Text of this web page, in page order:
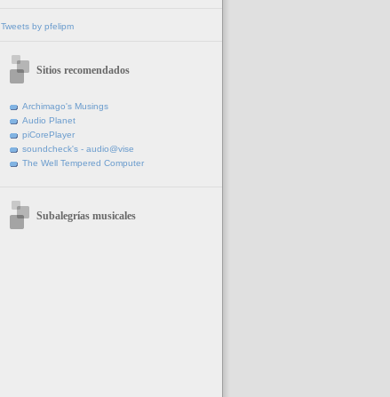
Tweets by pfelipm
Sitios recomendados
Archimago's Musings
Audio Planet
piCorePlayer
soundcheck's - audio@vise
The Well Tempered Computer
Subalegrías musicales